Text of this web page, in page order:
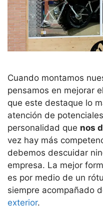
Cuando montamos
pensamos en mejorar
que este destaque lo
atención de
personalidad que nos
vez hay más
debemos descuidar
empresa. La mejor
es por medio de un
siempre acompañado
exterior.